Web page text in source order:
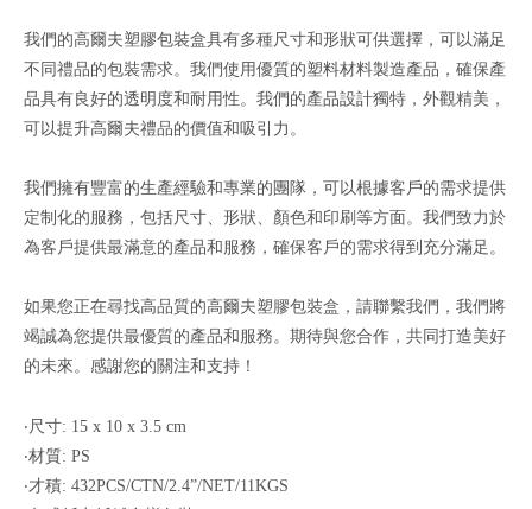
我們的高爾夫塑膠包裝盒具有多種尺寸和形狀可供選擇，可以滿足
不同禮品的包裝需求。我們使用優質的塑料材料製造產品，確保產
品具有良好的透明度和耐用性。我們的產品設計獨特，外觀精美，
可以提升高爾夫禮品的價值和吸引力。
我們擁有豐富的生產經驗和專業的團隊，可以根據客戶的需求提供
定制化的服務，包括尺寸、形狀、顏色和印刷等方面。我們致力於
為客戶提供最滿意的產品和服務，確保客戶的需求得到充分滿足。
如果您正在尋找高品質的高爾夫塑膠包裝盒，請聯繫我們，我們將
竭誠為您提供最優質的產品和服務。期待與您合作，共同打造美好
的未來。感謝您的關注和支持！
‧尺寸: 15 x 10 x 3.5 cm
‧材質: PS
‧才積: 432PCS/CTN/2.4”/NET/11KGS